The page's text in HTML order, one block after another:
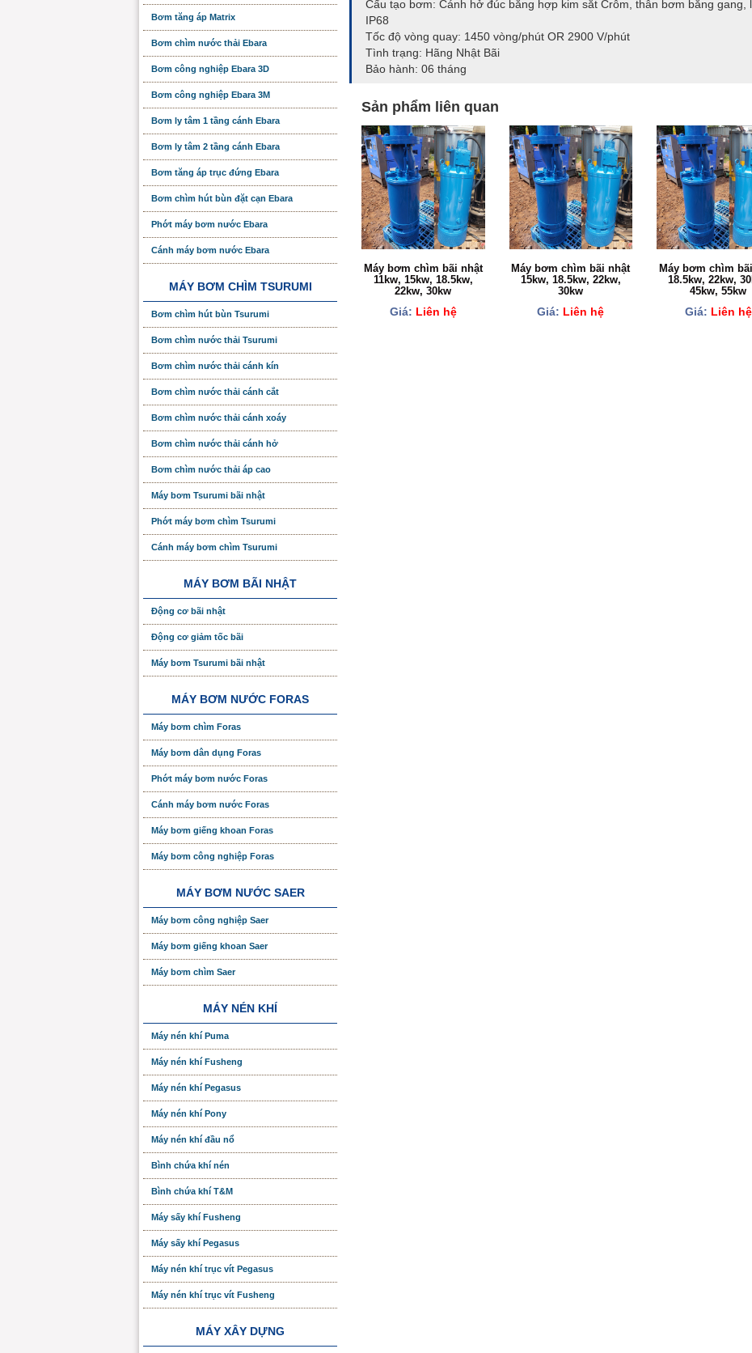
Cấu tạo bơm: Cánh hở đúc bằng hợp kim sắt Crôm, thân bơm bằng gang,
IP68
Tốc độ vòng quay: 1450 vòng/phút OR 2900 V/phút
Tình trạng: Hãng Nhật Bãi
Bảo hành: 06 tháng
Sản phẩm liên quan
Máy bơm chìm bãi nhật
11kw, 15kw, 18.5kw,
22kw, 30kw
Giá: Liên hệ
Máy bơm chìm bãi nhật
15kw, 18.5kw, 22kw,
30kw
Giá: Liên hệ
Máy bơm chìm
18.5kw, 22kw,
45kw, 55kw
Giá: Liên hệ
Bơm tăng áp Matrix
Bơm chìm nước thải Ebara
Bơm công nghiệp Ebara 3D
Bơm công nghiệp Ebara 3M
Bơm ly tâm 1 tầng cánh Ebara
Bơm ly tâm 2 tầng cánh Ebara
Bơm tăng áp trục đứng Ebara
Bơm chìm hút bùn đặt cạn Ebara
Phớt máy bơm nước Ebara
Cánh máy bơm nước Ebara
MÁY BƠM CHÌM TSURUMI
Bơm chìm hút bùn Tsurumi
Bơm chìm nước thải Tsurumi
Bơm chìm nước thải cánh kín
Bơm chìm nước thải cánh cắt
Bơm chìm nước thải cánh xoáy
Bơm chìm nước thải cánh hở
Bơm chìm nước thải áp cao
Máy bơm Tsurumi bãi nhật
Phớt máy bơm chìm Tsurumi
Cánh máy bơm chìm Tsurumi
MÁY BƠM BÃI NHẬT
Động cơ bãi nhật
Động cơ giảm tốc bãi
Máy bơm Tsurumi bãi nhật
MÁY BƠM NƯỚC FORAS
Máy bơm chìm Foras
Máy bơm dân dụng Foras
Phớt máy bơm nước Foras
Cánh máy bơm nước Foras
Máy bơm giếng khoan Foras
Máy bơm công nghiệp Foras
MÁY BƠM NƯỚC SAER
Máy bơm công nghiệp Saer
Máy bơm giếng khoan Saer
Máy bơm chìm Saer
MÁY NÉN KHÍ
Máy nén khí Puma
Máy nén khí Fusheng
Máy nén khí Pegasus
Máy nén khí Pony
Máy nén khí đầu nổ
Bình chứa khí nén
Bình chứa khí T&M
Máy sấy khí Fusheng
Máy sấy khí Pegasus
Máy nén khí trục vít Pegasus
Máy nén khí trục vít Fusheng
MÁY XÂY DỰNG